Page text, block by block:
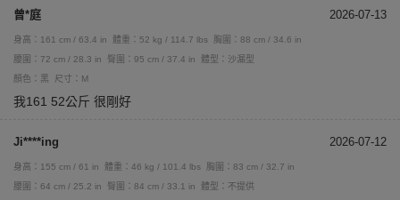
曾*庭 2026-07-13
身高：161 cm / 63.4 in 體重：52 kg / 114.7 lbs
胸圍：88 cm / 34.6 in
腰圍：72 cm / 28.3 in
臀圍：95 cm / 37.4 in
體型：沙漏型
顏色：黑
尺寸：M
我161 52公斤 很剛好
Ji****ing 2026-07-12
身高：155 cm / 61 in 體重：46 kg / 101.4 lbs
胸圍：83 cm / 32.7 in
腰圍：64 cm / 25.2 in
臀圍：84 cm / 33.1 in
體型：不提供